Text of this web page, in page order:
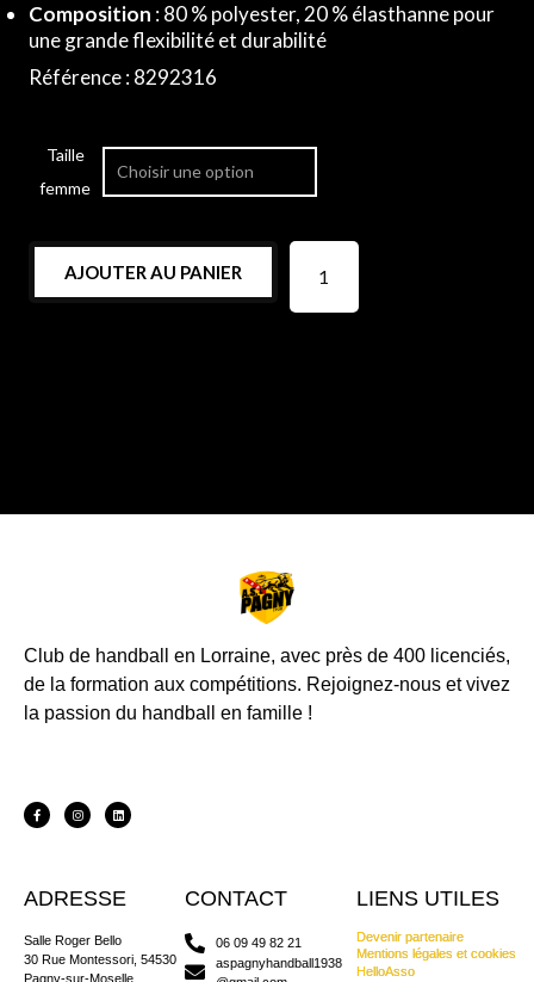
Composition : 80 % polyester, 20 % élasthanne pour
une grande flexibilité et durabilité
Référence : 8292316
Taille
femme
AJOUTER AU PANIER
Club de handball en Lorraine, avec près de 400 licenciés,
de la formation aux compétitions. Rejoignez-nous et vivez
la passion du handball en famille !
ADRESSE
Salle Roger Bello
30 Rue Montessori, 54530
Pagny-sur-Moselle
CONTACT
06 09 49 82 21
aspagnyhandball1938
LIENS UTILES
Devenir partenaire
Mentions légales et cookies
HelloAsso